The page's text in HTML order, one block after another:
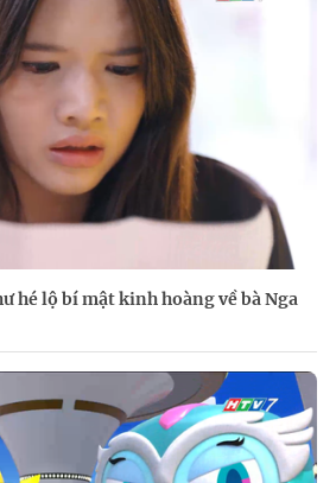
hé lộ bí mật kinh hoàng về bà Nga